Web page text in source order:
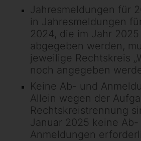
Jahresmeldungen für
in Jahresmeldungen
2024, die im Jahr 2025
abgegeben werden,
jeweilige Rechtskreis
noch angegeben
Keine Ab- und
Allein wegen der
Rechtskreistrennung
Januar 2025 keine Ab-
Anmeldungen